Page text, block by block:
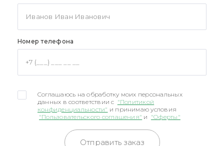
Номер телефона
Соглашаюсь на обработку моих персональных
данных в соответствии с "Политикой
конфиденциальности" и принимаю условия
"Пользовательского соглашения" и "Оферты"
Отправить заказ